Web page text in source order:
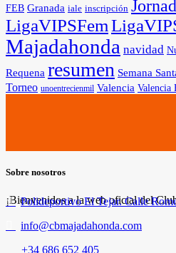
FEB Granada iale inscripción
LigaVIPSFem
Majadahonda navidad
Requena resumen Semana
Torneo unoentrecienmil Valencia Valencia
Sobre nosotros
¡Bienvenidos a la web oficial del
Polideportivo El Tejar. Calle
info@cbmajadahonda.com
+34 686 652 405